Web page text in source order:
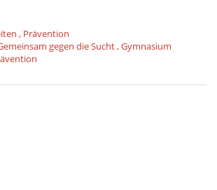
, Prävention
gegen die Sucht,Gymnasium